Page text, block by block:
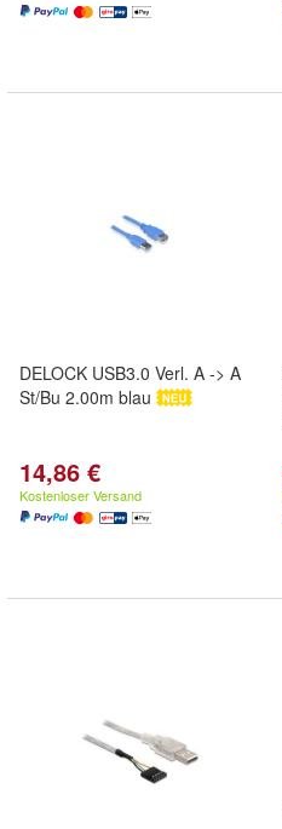
DELOCK USB3.0 Verl. A -> A
St/Bu 2.00m blau
14,86 €
Kostenloser Versand